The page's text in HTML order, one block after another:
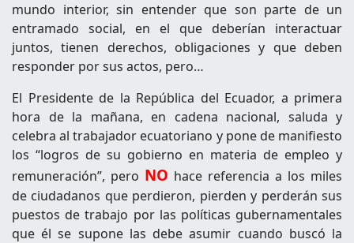
mundo interior, sin entender que son parte de un
entramado social, en el que deberían interactuar
juntos, tienen derechos, obligaciones y que deben
responder por sus actos, pero…
El Presidente de la República del Ecuador, a primera
hora de la mañana, en cadena nacional, saluda y
celebra al trabajador ecuatoriano y pone de manifiesto
los “logros de su gobierno en materia de empleo y
remuneración”, pero NO hace referencia a los miles
de ciudadanos que perdieron, pierden y perderán sus
puestos de trabajo por las políticas gubernamentales
que él se supone las debe asumir cuando buscó la